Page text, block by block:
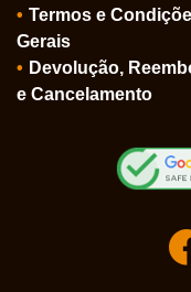
Termos e
Gerais
Devolução,
e Cancelamento